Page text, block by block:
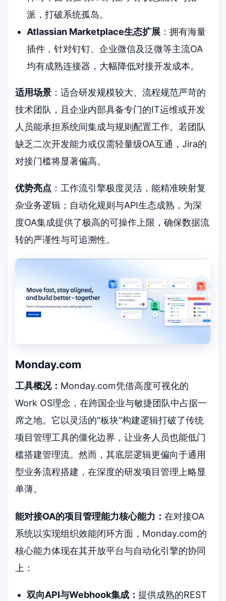
派，打破系统孤岛。
Atlassian Marketplace生态扩展：拥有海量
插件，针对钉钉、企业微信及泛微等主流OA
均有成熟连接器，大幅降低对接开发成本。
适用场景 ：适合研发规模较大、流程规范严苛的
技术团队，且企业内部具备专门的IT运维或开发
人员能承担系统间集成与规则配置工作。若团队
缺乏二次开发能力或仅需轻量级OA互通，Jira的
对接门槛将显著偏高。
优势亮点 ：工作流引擎极度灵活，能精准映射复
杂业务逻辑；自动化规则与API生态成熟，为深
度OA集成提供了极高的可操作上限，确保数据流
转的严谨性与可追溯性。
Monday.com
工具概况： Monday.com凭借高度可视化的
Work OS理念，在跨国企业与敏捷团队中占据一
席之地。它以灵活的“板块”构建逻辑打破了传统
项目管理工具的僵化边界，让业务人员也能低门
槛搭建管理流。然而，其底层逻辑更偏向于通用
型业务流程搭建，在深度的研发项目管理上略显
单薄。
能对接OA的项目管理能力核心能力：在对接OA
系统以实现组织效能闭环方面，Monday.com的
核心能力体现在其开放平台与自动化引擎的协同
上：
双向API与Webhook集成： 提供成熟的REST